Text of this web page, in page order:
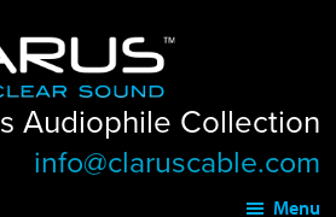
Audiophile Collection
info@claruscable.com
Menu